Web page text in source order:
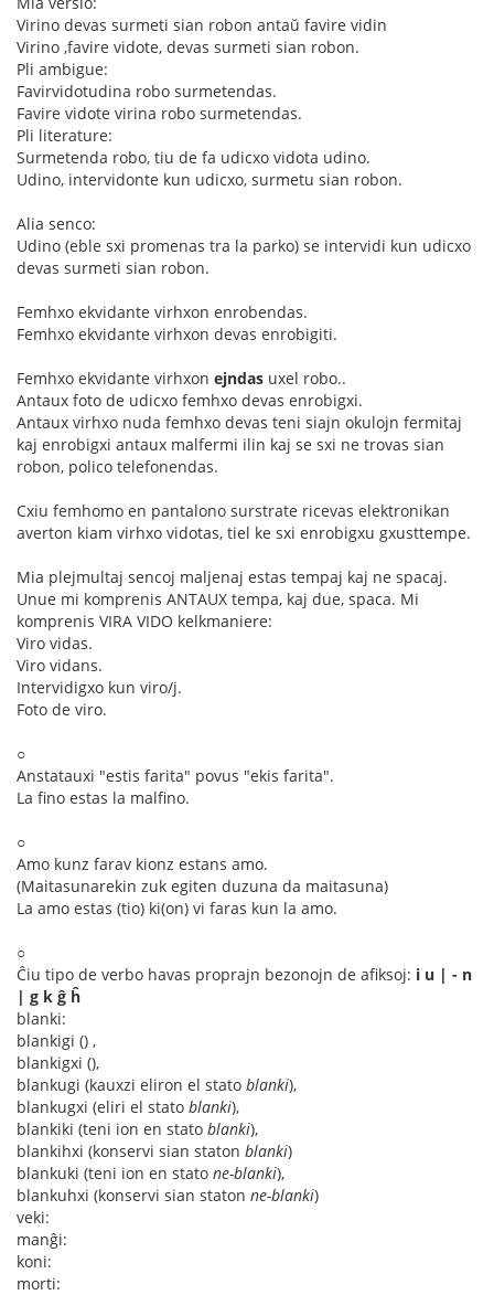
Virino devas surmeti sian robon antaŭ favire vidin
Virino ,favire vidote, devas surmeti sian robon.
Pli ambigue:
Favirvidotudina robo surmetendas.
Favire vidote virina robo surmetendas.
Pli literature:
Surmetenda robo, tiu de fa udicxo vidota udino.
Udino, intervidonte kun udicxo, surmetu sian robon.
Alia senco:
Udino (eble sxi promenas tra la parko) se intervidi kun udicxo
devas surmeti sian robon.
Femhxo ekvidante virhxon enrobendas.
Femhxo ekvidante virhxon devas enrobigiti.
Femhxo ekvidante virhxon ejndas uxel robo..
Antaux foto de udicxo femhxo devas enrobigxi.
Antaux virhxo nuda femhxo devas teni siajn okulojn fermitaj
kaj enrobigxi antaux malfermi ilin kaj se sxi ne trovas sian
robon, polico telefonendas.
Cxiu femhomo en pantalono surstrate ricevas elektronikan
averton kiam virhxo vidotas, tiel ke sxi enrobigxu gxusttempe.
Mia plejmultaj sencoj maljenaj estas tempaj kaj ne spacaj.
Unue mi komprenis ANTAUX tempa, kaj due, spaca. Mi
komprenis VIRA VIDO kelkmaniere:
Viro vidas.
Viro vidans.
Intervidigxo kun viro/j.
Foto de viro.
○
Anstatauxi "estis farita" povus "ekis farita".
La fino estas la malfino.
○
Amo kunz farav kionz estans amo.
(Maitasunarekin zuk egiten duzuna da maitasuna)
La amo estas (tio) ki(on) vi faras kun la amo.
○
Ĉiu tipo de verbo havas proprajn bezonojn de afiksoj: i u | - n
| g k ĝ ĥ
blanki:
blankigi () ,
blankigxi (),
blankugi (kauxzi eliron el stato blanki),
blankugxi (eliri el stato blanki),
blankiki (teni ion en stato blanki),
blankihxi (konservi sian staton blanki)
blankuki (teni ion en stato ne-blanki),
blankuhxi (konservi sian staton ne-blanki)
veki:
manĝi:
koni:
morti: